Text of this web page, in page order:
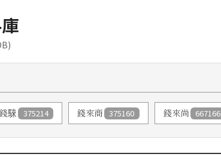
錢騋 375214 錢來商 375160 錢來尚 667166